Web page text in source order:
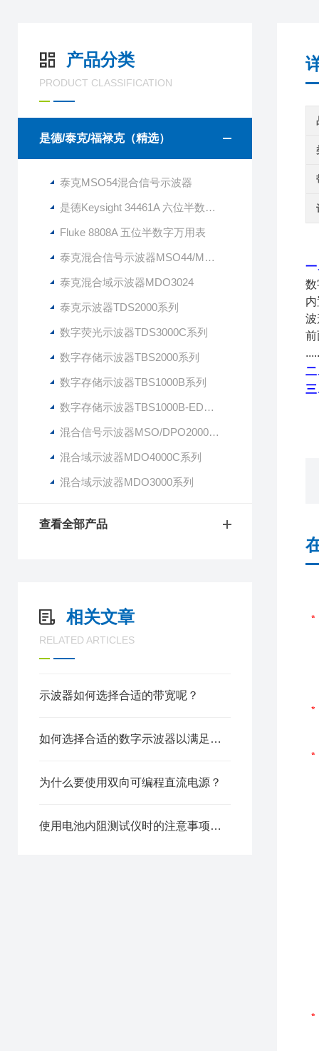
产品分类
PRODUCT CLASSIFICATION
是德/泰克/福禄克（精选）
泰克MSO54混合信号示波器
是德Keysight 34461A 六位半数字万用表
Fluke 8808A 五位半数字万用表
泰克混合信号示波器MSO44/MSO46 新4系
泰克混合域示波器MDO3024
泰克示波器TDS2000系列
数字荧光示波器TDS3000C系列
数字存储示波器TBS2000系列
数字存储示波器TBS1000B系列
数字存储示波器TBS1000B-EDU系列
混合信号示波器MSO/DPO2000B系列
混合域示波器MDO4000C系列
混合域示波器MDO3000系列
查看全部产品
相关文章
RELATED ARTICLES
示波器如何选择合适的带宽呢？
如何选择合适的数字示波器以满足您的需求？
为什么要使用双向可编程直流电源？
使用电池内阻测试仪时的注意事项看完你就知道了
一
数
波
前
二